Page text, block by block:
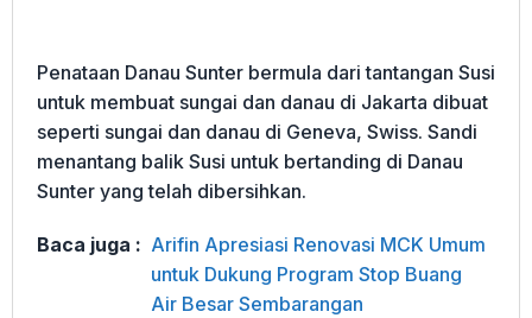
Penataan Danau Sunter bermula dari tantangan Susi
untuk membuat sungai dan danau di Jakarta dibuat
seperti sungai dan danau di Geneva, Swiss. Sandi
menantang balik Susi untuk bertanding di Danau
Sunter yang telah dibersihkan.
Baca juga : Arifin Apresiasi Renovasi MCK Umum
untuk Dukung Program Stop Buang
Air Besar Sembarangan